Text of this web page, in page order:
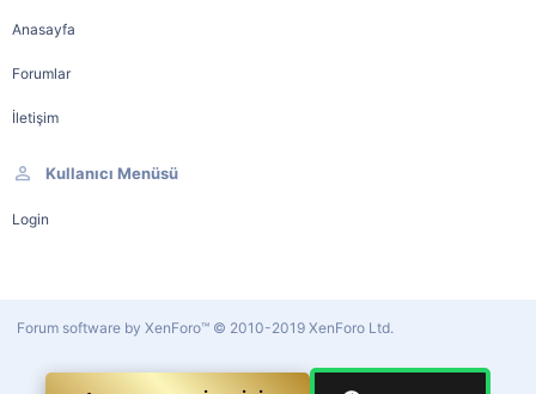
Anasayfa
Forumlar
İletişim
Kullanıcı Menüsü
Login
Forum software by XenForo™ © 2010-2019 XenForo Ltd.